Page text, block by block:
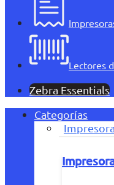
Lectores
Zebra Essentials
Categorías